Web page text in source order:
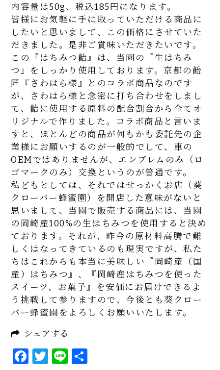
内容量は50g、税込185円になります。
皆様にお気軽に手に取っていただける商品に
したいと思いまして、この価格にさせていた
だきました。是非ご賞味いただきたいです。
この『はちみつ飴』は、当園の『生はちみ
つ』をしっかり使用しております。京都の飴
匠『さわはら様』とのコラボ商品なのです
が、さわはら様と念密に打ち合わせをしまし
て、飴に使用する原料の配合割合から全てオ
リジナルで作りました。コラボ商品と言いま
すと、ほとんどの商品が何もかも委託先の企
業様にお願いするのが一般的でして、車の
OEMではありませんが、エンブレムのみ（ロ
ゴマークのみ）交換というのが普通です。
私どもとしては、それではせっかくお店（葵
クローバー蜂蜜園）を開店した意味がないと
思いまして、当園で販売する商品には、当園
の岡崎産100%の生はちみつを使用すると決め
ております。それが、昨今の原材料高騰で難
しくはなってきているのも現実ですが、私た
ちはこれからも本当に美味しい『岡崎産（国
産）はちみつ』、『岡崎産はちみつを使った
スイーツ、お菓子』を安価にお届けできるよ
う挑戦して参りますので、今後とも葵クロー
バー蜂蜜園をよろしくお願いいたします。
シェアする
Facebook
Twitter
Line